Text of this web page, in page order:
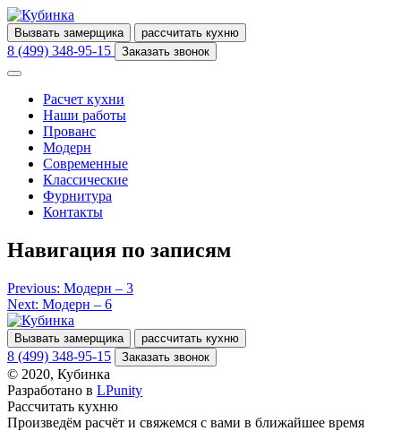
Вызвать замерщика рассчитать кухню
8 (499) 348-95-15 Заказать звонок
Расчет кухни
Наши работы
Прованс
Модерн
Современные
Классические
Фурнитура
Контакты
Навигация по записям
Previous: Модерн – 3
Next: Модерн – 6
Вызвать замерщика рассчитать кухню
8 (499) 348-95-15 Заказать звонок
© 2020, Кубинка
Разработано в LPunity
Рассчитать кухню
Произведём расчёт и свяжемся с вами в ближайшее время